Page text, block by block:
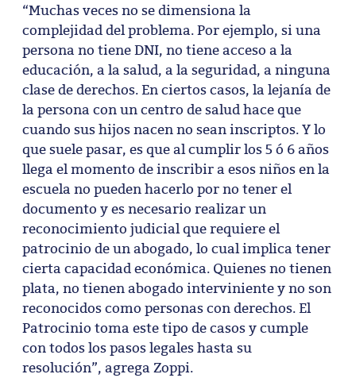
“Muchas veces no se dimensiona la
complejidad del problema. Por ejemplo, si una
persona no tiene DNI, no tiene acceso a la
educación, a la salud, a la seguridad, a ninguna
clase de derechos. En ciertos casos, la lejanía de
la persona con un centro de salud hace que
cuando sus hijos nacen no sean inscriptos. Y lo
que suele pasar, es que al cumplir los 5 ó 6 años
llega el momento de inscribir a esos niños en la
escuela no pueden hacerlo por no tener el
documento y es necesario realizar un
reconocimiento judicial que requiere el
patrocinio de un abogado, lo cual implica tener
cierta capacidad económica. Quienes no tienen
plata, no tienen abogado interviniente y no son
reconocidos como personas con derechos. El
Patrocinio toma este tipo de casos y cumple
con todos los pasos legales hasta su
resolución”, agrega Zoppi.